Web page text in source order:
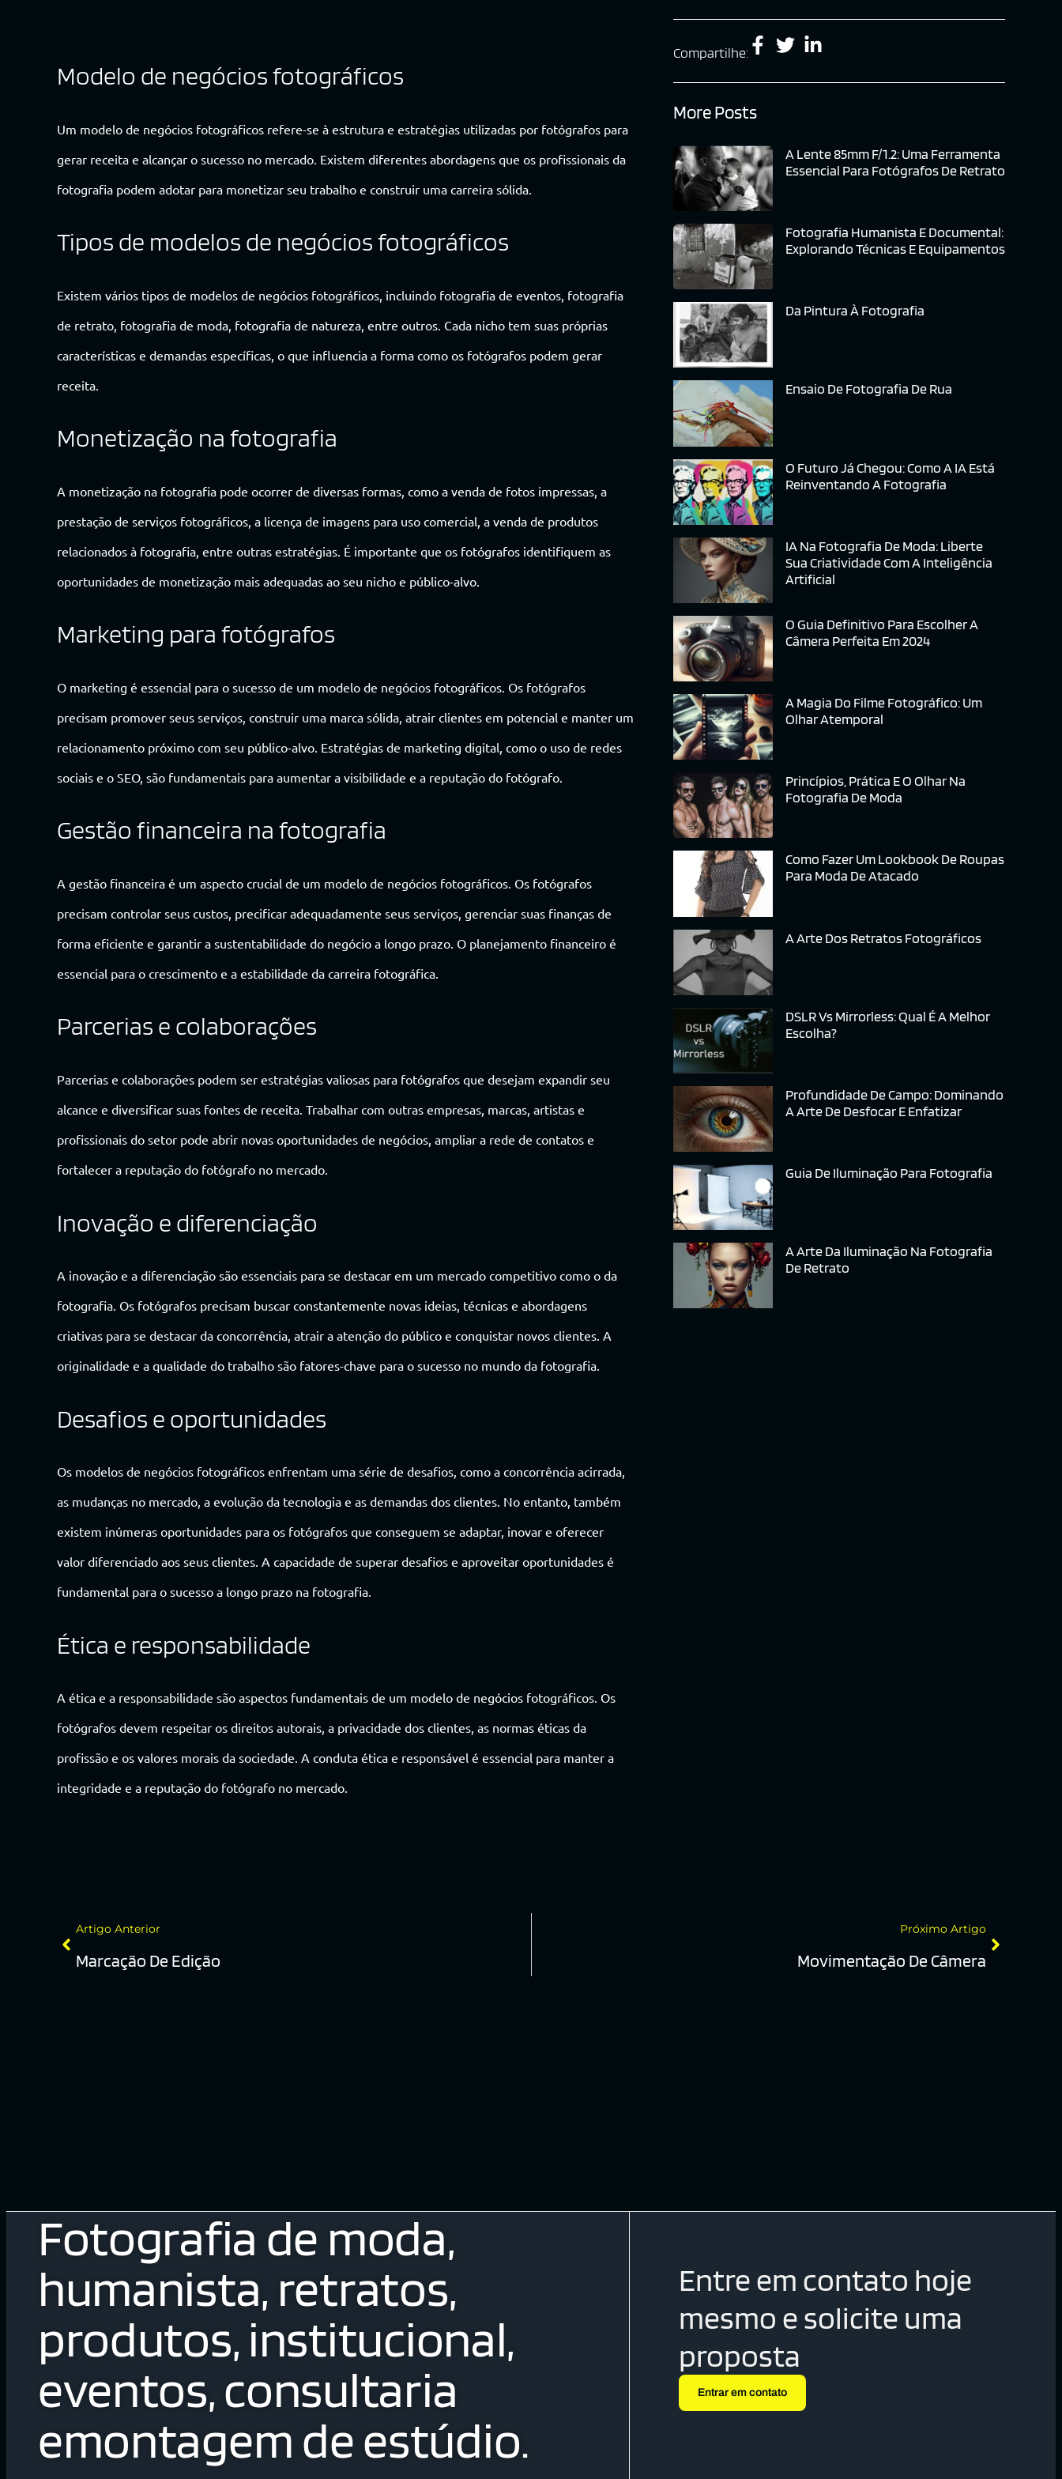
Modelo de negócios fotográficos
Um modelo de negócios fotográficos refere-se à estrutura e estratégias utilizadas por fotógrafos para
gerar receita e alcançar o sucesso no mercado. Existem diferentes abordagens que os profissionais da
fotografia podem adotar para monetizar seu trabalho e construir uma carreira sólida.
Tipos de modelos de negócios fotográficos
Existem vários tipos de modelos de negócios fotográficos, incluindo fotografia de eventos, fotografia
de retrato, fotografia de moda, fotografia de natureza, entre outros. Cada nicho tem suas próprias
características e demandas específicas, o que influencia a forma como os fotógrafos podem gerar
receita.
Monetização na fotografia
A monetização na fotografia pode ocorrer de diversas formas, como a venda de fotos impressas, a
prestação de serviços fotográficos, a licença de imagens para uso comercial, a venda de produtos
relacionados à fotografia, entre outras estratégias. É importante que os fotógrafos identifiquem as
oportunidades de monetização mais adequadas ao seu nicho e público-alvo.
Marketing para fotógrafos
O marketing é essencial para o sucesso de um modelo de negócios fotográficos. Os fotógrafos
precisam promover seus serviços, construir uma marca sólida, atrair clientes em potencial e manter um
relacionamento próximo com seu público-alvo. Estratégias de marketing digital, como o uso de redes
sociais e o SEO, são fundamentais para aumentar a visibilidade e a reputação do fotógrafo.
Gestão financeira na fotografia
A gestão financeira é um aspecto crucial de um modelo de negócios fotográficos. Os fotógrafos
precisam controlar seus custos, precificar adequadamente seus serviços, gerenciar suas finanças de
forma eficiente e garantir a sustentabilidade do negócio a longo prazo. O planejamento financeiro é
essencial para o crescimento e a estabilidade da carreira fotográfica.
Parcerias e colaborações
Parcerias e colaborações podem ser estratégias valiosas para fotógrafos que desejam expandir seu
alcance e diversificar suas fontes de receita. Trabalhar com outras empresas, marcas, artistas e
profissionais do setor pode abrir novas oportunidades de negócios, ampliar a rede de contatos e
fortalecer a reputação do fotógrafo no mercado.
Inovação e diferenciação
A inovação e a diferenciação são essenciais para se destacar em um mercado competitivo como o da
fotografia. Os fotógrafos precisam buscar constantemente novas ideias, técnicas e abordagens
criativas para se destacar da concorrência, atrair a atenção do público e conquistar novos clientes. A
originalidade e a qualidade do trabalho são fatores-chave para o sucesso no mundo da fotografia.
Desafios e oportunidades
Os modelos de negócios fotográficos enfrentam uma série de desafios, como a concorrência acirrada,
as mudanças no mercado, a evolução da tecnologia e as demandas dos clientes. No entanto, também
existem inúmeras oportunidades para os fotógrafos que conseguem se adaptar, inovar e oferecer
valor diferenciado aos seus clientes. A capacidade de superar desafios e aproveitar oportunidades é
fundamental para o sucesso a longo prazo na fotografia.
Ética e responsabilidade
A ética e a responsabilidade são aspectos fundamentais de um modelo de negócios fotográficos. Os
fotógrafos devem respeitar os direitos autorais, a privacidade dos clientes, as normas éticas da
profissão e os valores morais da sociedade. A conduta ética e responsável é essencial para manter a
integridade e a reputação do fotógrafo no mercado.
Compartilhe:
More Posts
A Lente 85mm F/1.2: Uma Ferramenta
Essencial Para Fotógrafos De Retrato
Fotografia Humanista E Documental:
Explorando Técnicas E Equipamentos
Da Pintura À Fotografia
Ensaio De Fotografia De Rua
O Futuro Já Chegou: Como A IA Está
Reinventando A Fotografia
IA Na Fotografia De Moda: Liberte
Sua Criatividade Com A Inteligência
Artificial
O Guia Definitivo Para Escolher A
Câmera Perfeita Em 2024
A Magia Do Filme Fotográfico: Um
Olhar Atemporal
Princípios, Prática E O Olhar Na
Fotografia De Moda
Como Fazer Um Lookbook De Roupas
Para Moda De Atacado
A Arte Dos Retratos Fotográficos
DSLR Vs Mirrorless: Qual É A Melhor
Escolha?
Profundidade De Campo: Dominando
A Arte De Desfocar E Enfatizar
Guia De Iluminação Para Fotografia
A Arte Da Iluminação Na Fotografia
De Retrato
Artigo Anterior
Marcação De Edição
Próximo Artigo
Movimentação De Câmera
Fotografia de moda,
humanista, retratos,
produtos, institucional,
eventos, consultaria
emontagem de estúdio.
Entre em contato hoje
mesmo e solicite uma
proposta
Entrar em contato